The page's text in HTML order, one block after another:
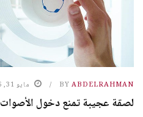
BY ABDELRAHMAN مايو 31, 2016
لصقة عجيبة تمنع دخول الأصوات sono